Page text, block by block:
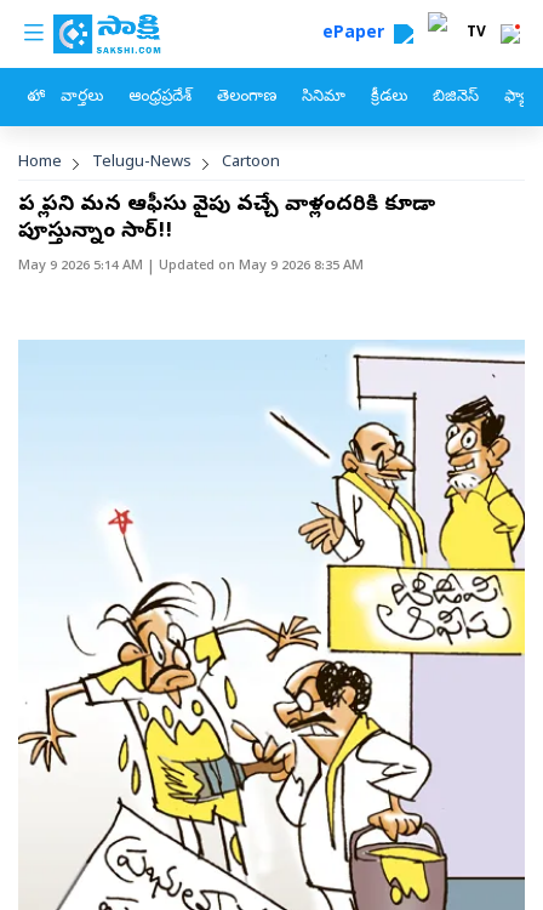
Skip to main content
custom menu ePaper TV
హోం వార్తలు ఆంధ్రప్రదేశ్ తెలంగాణ సినిమా క్రీడలు బిజినెస్
Breadcrumb
Home Telugu-News Cartoon
పన్లో పని మన ఆఫీసు వైపు వచ్చే వాళ్లందరికి కూడా
పూస్తున్నాం సార్‌!!
May 9 2026 5:14 AM | Updated on May 9 2026 8:35 AM